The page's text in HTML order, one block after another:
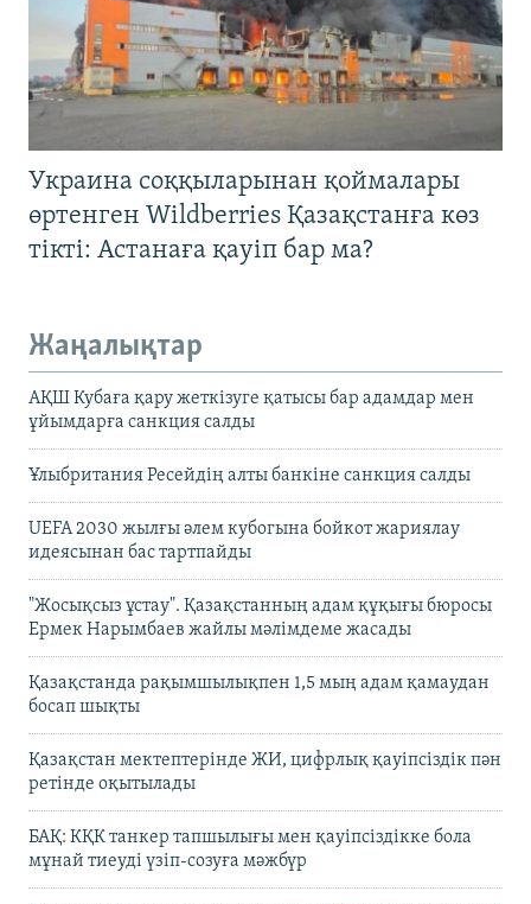
Украина соққыларынан қоймалары
өртенген Wildberries Қазақстанға көз
тікті: Астанаға қауіп бар ма?
Жаңалықтар
АҚШ Кубаға қару жеткізуге қатысы бар адамдар мен
ұйымдарға санкция салды
Ұлыбритания Ресейдің алты банкіне санкция салды
UEFA 2030 жылғы әлем кубогына бойкот жариялау
идеясынан бас тартпайды
"Жосықсыз ұстау". Қазақстанның адам құқығы бюросы
Ермек Нарымбаев жайлы мәлімдеме жасады
Қазақстанда рақымшылықпен 1,5 мың адам қамаудан
босап шықты
Қазақстан мектептерінде ЖИ, цифрлық қауіпсіздік пән
ретінде оқытылады
БАҚ: КҚК танкер тапшылығы мен қауіпсіздікке бола
мұнай тиеуді үзіп-созуға мәжбүр